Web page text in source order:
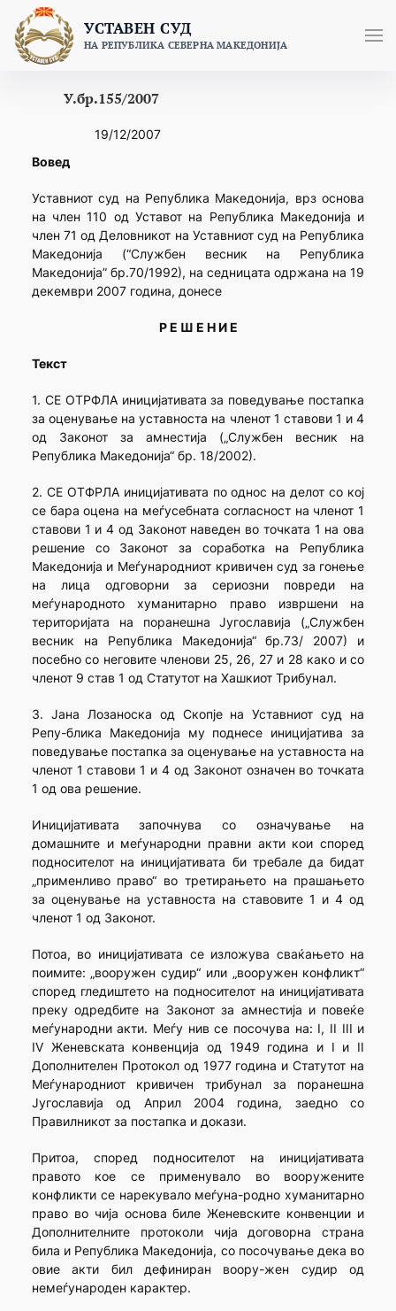
content
УСТАВЕН СУД
НА РЕПУБЛИКА СЕВЕРНА МАКЕДОНИЈА
У.бр.155/2007
19/12/2007
Вовед
Уставниот суд на Република Македонија, врз основа
на член 110 од Уставот на Република Македонија и
член 71 од Деловникот на Уставниот суд на Република
Македонија (“Службен весник на Република
Македонија” бр.70/1992), на седницата одржана на 19
декември 2007 година, донесе
Р Е Ш Е Н И Е
Текст
1. СЕ ОТРФЛА иницијативата за поведување постапка
за оценување на уставноста на членот 1 ставови 1 и 4
од Зако­нот за амнестија („Службен весник на
Република Македонија“ бр. 18/2002).
2. СЕ ОТФРЛА иницијативата по однос на делот со кој
се бара оцена на меѓусебната согласност на членот 1
ставови 1 и 4 од Законот наведен во точката 1 на ова
решение со Законот за соработка на Република
Македонија и Меѓународниот кривичен суд за гонење
на лица одговорни за сериозни повреди на
меѓународното хуманитарно право извршени на
територијата на поранешна Југославија („Службен
весник на Република Македонија“ бр.73/ 2007) и
посебно со неговите членови 25, 26, 27 и 28 како и со
членот 9 став 1 од Статутот на Хашкиот Трибунал.
3. Јана Лозаноска од Скопје на Уставниот суд на
Репу-блика Македонија му поднесе иницијатива за
поведување постапка за оценување на уставноста на
членот 1 ставови 1 и 4 од Законот означен во точката
1 од ова решение.
Иницијативата започнува со озна­чување на
домашните и меѓу­на­родни правни акти кои според
под­носителот на иницијативата би требале да бидат
„применливо право“ во третирањето на прашањето
за оценување на уставноста на ставo­вите 1 и 4 од
членот 1 од Законот.
Потоа, во иницијативата се изложува сваќањето на
поими­те: „вооружен судир“ или „вооружен конфликт“
според гледиштето на подносителот на иницијативата
преку одредбите на Законот за амне­стија и повеќе
меѓународни акти. Меѓу нив се посочува на: I, II III и
IV Женевската конвенција од 1949 година и I и II
Дополнителен Протокол од 1977 година и Статутот на
Меѓународниот кривичен трибунал за поранешна
Југославија од Април 2004 година, заедно со
Правилникот за постапка и докази.
Притоа, според подносителот на иницијативата
правото кое се применувало во вооружените
конфликти се нарекувало меѓуна-родно хуманитарно
право во чија основа биле Женевските конвенции и
Дополнителните протоколи чија договорна страна
била и Република Македонија, со посочување дека во
овие акти бил дефиниран воору-жен судир од
немеѓународен карактер.